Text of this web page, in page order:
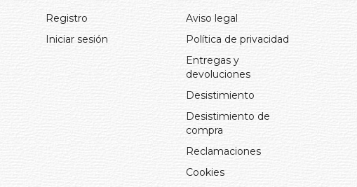
Registro
Iniciar sesión
Aviso legal
Política de privacidad
Entregas y
devoluciones
Desistimiento
Desistimiento de
compra
Reclamaciones
Cookies